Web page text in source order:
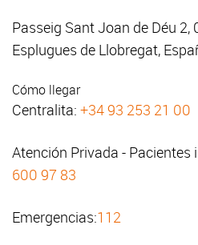
Passeig Sant Joan de Déu 2,
Esplugues de Llobregat,
Cómo llegar
Centralita: +34 93 253 21 00
Atención Privada - Pacientes
600 97 83
Emergencias:112